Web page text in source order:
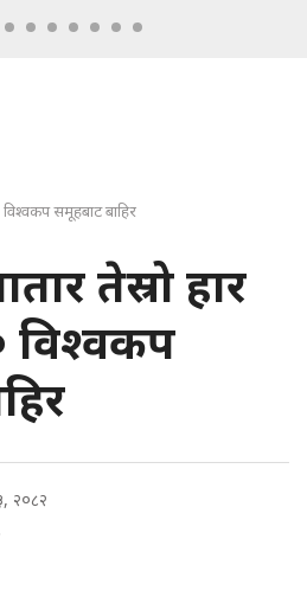
विश्वकप समूहबाट बाहिर
तेस्रो हार
विश्वकप
२०८२